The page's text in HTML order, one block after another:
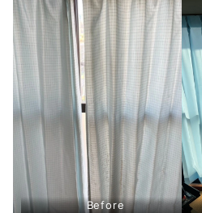
Before